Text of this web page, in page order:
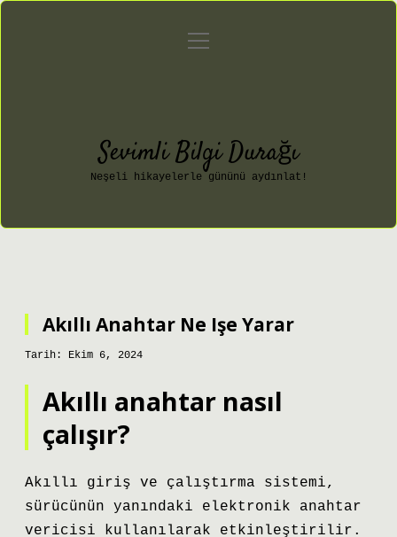
Gizlilik Politikası
menüyü
Sevimli Bilgi Durağı
Neşeli hikayelerle gününü aydınlat!
Akıllı Anahtar Ne Işe Yarar
Tarih: Ekim 6, 2024
Akıllı anahtar nasıl
çalışır?
Akıllı giriş ve çalıştırma sistemi,
sürücünün yanındaki elektronik anahtar
vericisi kullanılarak etkinleştirilir.